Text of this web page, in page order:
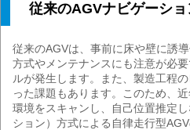
従来のAGVナビゲーシ
従来のAGVは、事前に床や壁に誘
方式やメンテナンスにも注意が必
ルが発生します。また、製造工程
った課題もあります。このため、
環境をスキャンし、自己位置推定
ション）方式による自律走行型